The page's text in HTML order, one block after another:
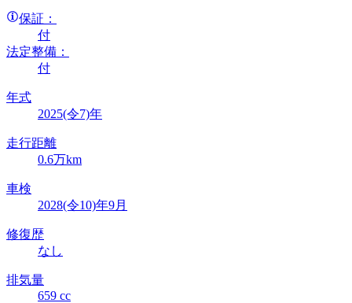
保証：
付
法定整備：
付
年式
2025(令7)年
走行距離
0.6万km
車検
2028(令10)年9月
修復歴
なし
排気量
659 cc